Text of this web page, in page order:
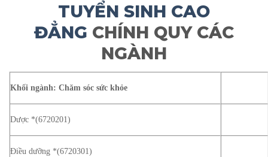
TUYỂN SINH CAO
ĐẲNG CHÍNH QUY CÁC
NGÀNH
Khối ngành: Chăm sóc sức khỏe
Dược *(6720201)
Điều dưỡng *(6720301)